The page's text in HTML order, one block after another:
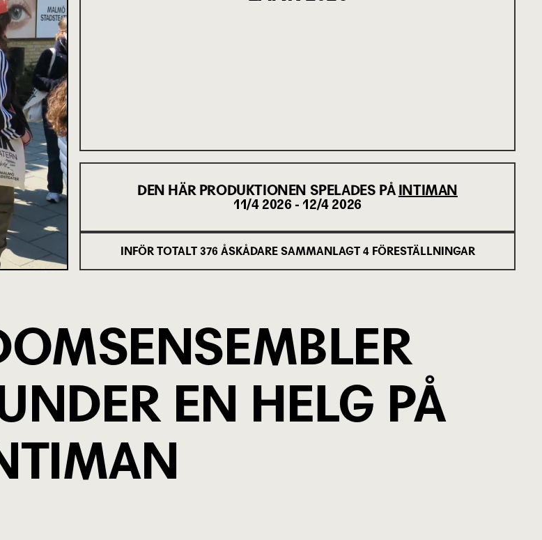
DEN HÄR PRODUKTIONEN SPELADES PÅ INTIMAN
11/4 2026 - 12/4 2026
INFÖR TOTALT 376 ÅSKÅDARE SAMMANLAGT 4FÖRESTÄLLNINGAR
EN HELG PÅ